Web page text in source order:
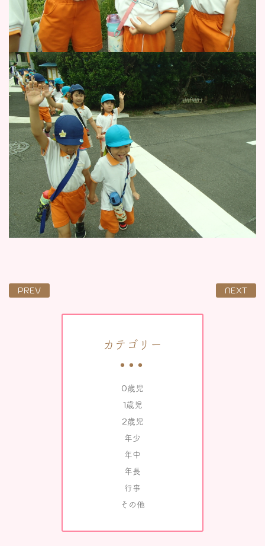
PREV NEXT
カテゴリー
0歳児
1歳児
2歳児
年少
年中
年長
行事
その他